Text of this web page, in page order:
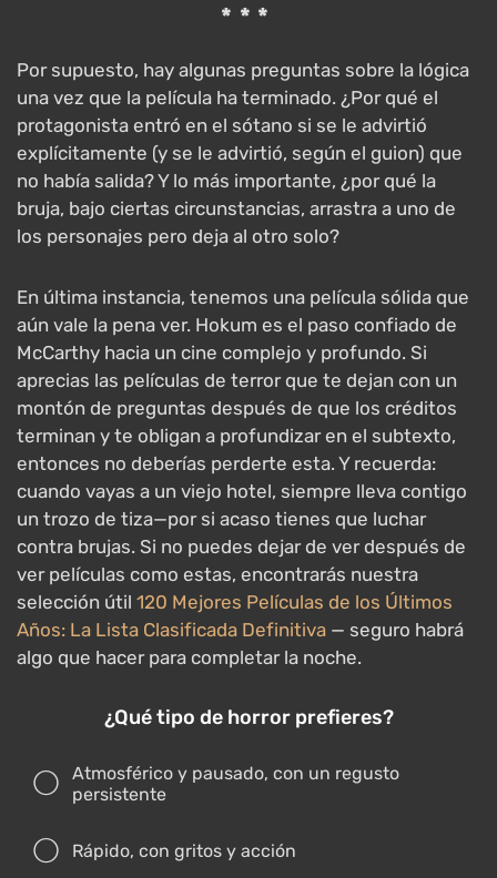
***
Por supuesto, hay algunas preguntas sobre la lógica
una vez que la película ha terminado. ¿Por qué el
protagonista entró en el sótano si se le advirtió
explícitamente (y se le advirtió, según el guion) que
no había salida? Y lo más importante, ¿por qué la
bruja, bajo ciertas circunstancias, arrastra a uno de
los personajes pero deja al otro solo?
En última instancia, tenemos una película sólida que
aún vale la pena ver. Hokum es el paso confiado de
McCarthy hacia un cine complejo y profundo. Si
aprecias las películas de terror que te dejan con un
montón de preguntas después de que los créditos
terminan y te obligan a profundizar en el subtexto,
entonces no deberías perderte esta. Y recuerda:
cuando vayas a un viejo hotel, siempre lleva contigo
un trozo de tiza—por si acaso tienes que luchar
contra brujas. Si no puedes dejar de ver después de
ver películas como estas, encontrarás nuestra
selección útil 120 Mejores Películas de los Últimos
Años: La Lista Clasificada Definitiva — seguro habrá
algo que hacer para completar la noche.
¿Qué tipo de horror prefieres?
Atmosférico y pausado, con un regusto
persistente
Rápido, con gritos y acción